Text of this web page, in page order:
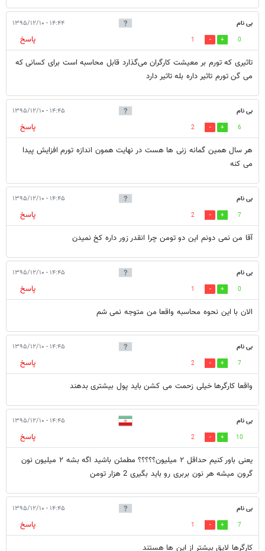
بی نام ۱۴:۴۴ - ۱۳۹۵/۱۲/۱۰
0
1
پاسخ
تاثیری که تورم بر معیشت کارگران می‌گذارد قابل محاسبه است برای کسانی که
می گن تورم تاثیر داره بله تاثیر دارد
بی نام ۱۴:۴۵ - ۱۳۹۵/۱۲/۱۰
6
2
پاسخ
هر سال همین گمانه زنی ها هست در نهایت همون اندازه تورم افزایش پیدا
می کنه
بی نام ۱۴:۴۵ - ۱۳۹۵/۱۲/۱۰
7
2
پاسخ
آقا من نمی دونم این دو تومن چرا انقدر زور داره کخ نمیدن
بی نام ۱۴:۴۵ - ۱۳۹۵/۱۲/۱۰
0
1
پاسخ
الان با این نحوه محاسبه واقعا من متوجه نمی شم
بی نام ۱۴:۴۵ - ۱۳۹۵/۱۲/۱۰
7
2
پاسخ
واقعا کارگرها خیلی زحمت می کشن باید پول بیشتری بدهند
بی نام ۱۴:۴۵ - ۱۳۹۵/۱۲/۱۰
10
2
پاسخ
یعنی باور کنیم حداقل ۲ میلیون؟؟؟؟؟ مطمئن باشید اگه بشه ۲ میلیون نون
گرون میشه هر نون بربری رو باید بگیری 2 هزار تومن
بی نام ۱۴:۴۵ - ۱۳۹۵/۱۲/۱۰
7
1
پاسخ
کارگرها لایق بیشتر از این ها هستند